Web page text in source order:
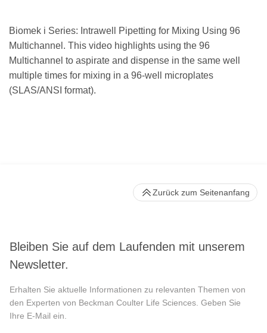
Biomek i Series: Intrawell Pipetting for Mixing Using 96
Multichannel. This video highlights using the 96
Multichannel to aspirate and dispense in the same well
multiple times for mixing in a 96-well microplates
(SLAS/ANSI format).
Bleiben Sie auf dem Laufenden mit unserem
Newsletter.
Erhalten Sie aktuelle Informationen zu relevanten Themen von
den Experten von Beckman Coulter Life Sciences. Geben Sie
Ihre E-Mail ein.
Zurück zum Seitenanfang